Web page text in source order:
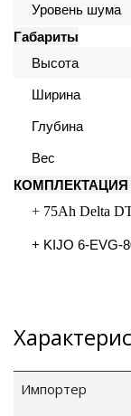
питания PDU
Питания
корпуса)
Уровень шума
Габариты
Высота
Ширина
Глубина
Вес
КОМПЛЕКТАЦИЯ
+ 75Ah Delta
+ KIJO 6-EVG-
Импортер